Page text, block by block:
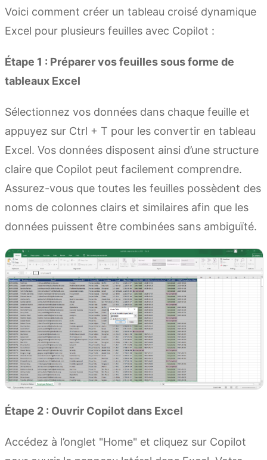
Voici comment créer un tableau croisé dynamique
Excel pour plusieurs feuilles avec Copilot :
Étape 1 : Préparer vos feuilles sous forme de
tableaux Excel
Sélectionnez vos données dans chaque feuille et
appuyez sur Ctrl + T pour les convertir en tableau
Excel. Vos données disposent ainsi d’une structure
claire que Copilot peut facilement comprendre.
Assurez-vous que toutes les feuilles possèdent des
noms de colonnes clairs et similaires afin que les
données puissent être combinées sans ambiguïté.
Étape 2 : Ouvrir Copilot dans Excel
Accédez à l’onglet "Home" et cliquez sur Copilot